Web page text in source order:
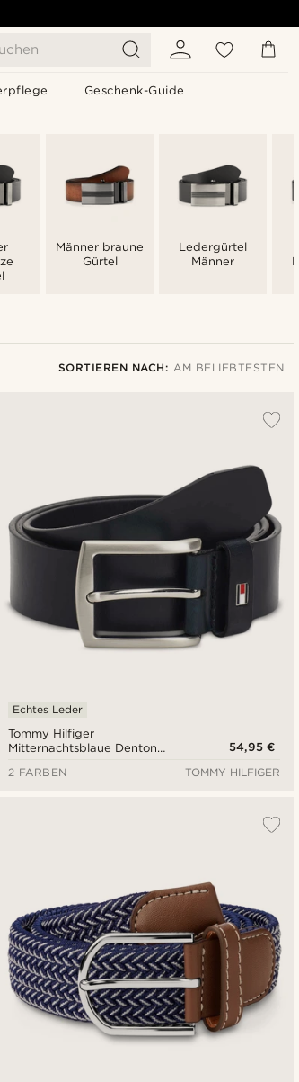
Geschenk-Guide
Männer braune
Gürtel
Ledergürtel
Männer
SORTIEREN NACH: AM BELIEBTESTEN
Tommy Hilfiger
Mitternachtsblaue Denton
Echtes Leder
54,95 €
2 FARBEN
TOMMY HILFIGER